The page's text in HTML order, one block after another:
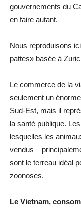
gouvernements du
en faire autant.
Nous reproduisons
pattes» basée à
Le commerce de la
seulement un
Sud-Est, mais il
la santé publique.
lesquelles les
vendus –
sont le terreau idéal
zoonoses.
Le Vietnam,